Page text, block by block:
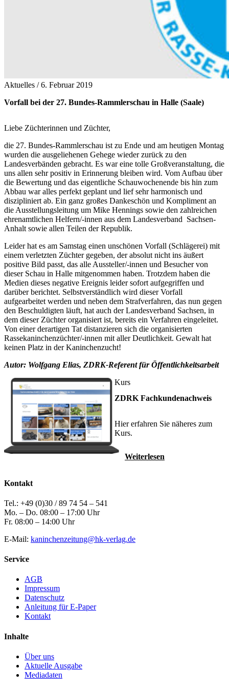
Aktuelles /6. Februar 2019
Vorfall bei der 27. Bundes-Rammlerschau in Halle (Saale)
Liebe Züchterinnen und Züchter,
die 27. Bundes-Rammlerschau ist zu Ende und am heutigen Montag
wurden die ausgeliehenen Gehege wieder zurück zu den
Landesverbänden gebracht. Es war eine tolle Großveranstaltung, die
uns allen sehr positiv in Erinnerung bleiben wird. Vom Aufbau über
die Bewertung und das eigentliche Schauwochenende bis hin zum
Abbau war alles perfekt geplant und lief sehr harmonisch und
diszipliniert ab. Ein ganz großes Dankeschön und Kompliment an
die Ausstellungsleitung um Mike Hennings sowie den zahlreichen
ehrenamtlichen Helfern/-innen aus dem Landesverband Sachsen-
Anhalt sowie allen Teilen der Republik.
Leider hat es am Samstag einen unschönen Vorfall (Schlägerei) mit
einem verletzten Züchter gegeben, der absolut nicht ins äußert
positive Bild passt, das alle Aussteller/-innen und Besucher von
dieser Schau in Halle mitgenommen haben. Trotzdem haben die
Medien dieses negative Ereignis leider sofort aufgegriffen und
darüber berichtet. Selbstverständlich wird dieser Vorfall
aufgearbeitet werden und neben dem Strafverfahren, das nun gegen
den Beschuldigten läuft, hat auch der Landesverband Sachsen, in
dem dieser Züchter organisiert ist, bereits ein Verfahren eingeleitet.
Von einer derartigen Tat distanzieren sich die organisierten
Rassekaninchenzüchter/-innen mit aller Deutlichkeit. Gewalt hat
keinen Platz in der Kaninchenzucht!
Autor: Wolfgang Elias, ZDRK-Referent für Öffentlichkeitsarbeit
Kurs
ZDRK Fachkundenachweis
Hier erfahren Sie näheres zum
Kurs.
Weiterlesen
Kontakt
Tel.: +49 (0)30 / 89 74 54 – 541
Mo. – Do. 08:00 – 17:00 Uhr
Fr. 08:00 – 14:00 Uhr
E-Mail: kaninchenzeitung@hk-verlag.de
Service
AGB
Impressum
Datenschutz
Anleitung für E-Paper
Kontakt
Inhalte
Über uns
Aktuelle Ausgabe
Mediadaten